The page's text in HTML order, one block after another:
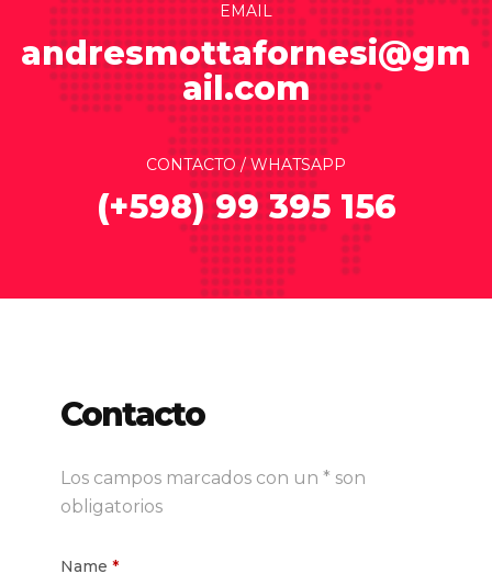
EMAIL
andresmottafornesi@gm
ail.com
CONTACTO / WHATSAPP
(+598) 99 395 156
Contacto
Los campos marcados con un * son
obligatorios
Name *